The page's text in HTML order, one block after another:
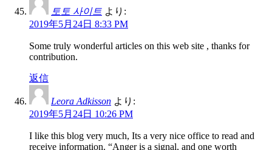
토토 사이트 より:
2019年5月24日 8:33 PM
Some truly wonderful articles on this web site , thanks for
contribution.
返信
Leora Adkisson より:
2019年5月24日 10:26 PM
I like this blog very much, Its a very nice office to read and
receive information. “Anger is a signal, and one worth